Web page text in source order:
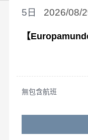
2026/08/
5
【
無包含航班